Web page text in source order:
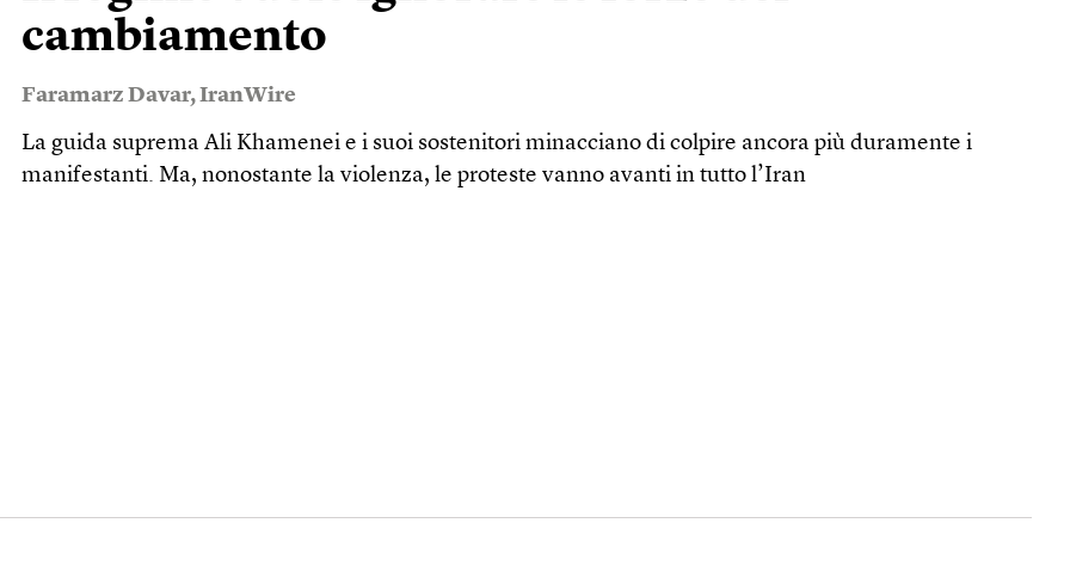
cambiamento
Faramarz Davar,IranWire
La guida suprema Ali Khamenei e i suoi sostenitori minacciano di colpire ancora più duramente i
manifestanti. Ma, nonostante la violenza, le proteste vanno avanti in tutto l’Iran